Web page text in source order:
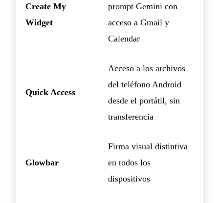
Create My
Widget
prompt Gemini con
acceso a Gmail y
Calendar
Quick Access
Acceso a los archivos
del teléfono Android
desde el portátil, sin
transferencia
Glowbar
Firma visual distintiva
en todos los
dispositivos